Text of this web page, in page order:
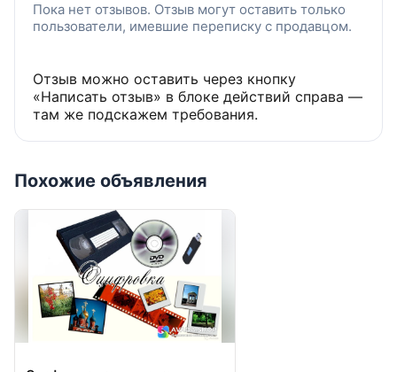
Пока нет отзывов. Отзыв могут оставить только
пользователи, имевшие переписку с продавцом.
Отзыв можно оставить через кнопку
«Написать отзыв» в блоке действий справа —
там же подскажем требования.
Похожие объявления